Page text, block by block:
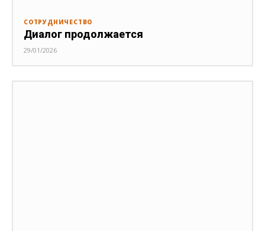
СОТРУДНИЧЕСТВО
Диалог продолжается
29/01/2026